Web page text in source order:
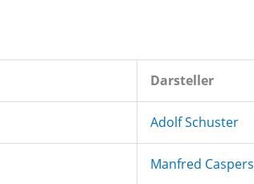
Darsteller
Adolf Schuster
Manfred Caspers